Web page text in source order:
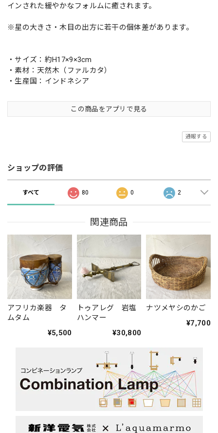
インされた緩やかなフォルムに癒されます。
※星の大きさ・木目の出方に若干の個体差があります。
・サイズ：約H17×9×3cm
・素材：天然木（ファルカタ）
・生産国：インドネシア
この商品をアプリで見る
通報する
ショップの評価
すべて 80 0 2
関連商品
アフリカ楽器 タ
ムタム
¥5,500
トゥアレグ 岩塩
ハンマー
¥30,800
ナツメヤシのかご
¥7,700